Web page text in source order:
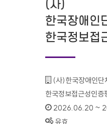
(사)
한국장애인
한국정보접
기관명 :
(사)한국장애인단
한국정보접근성인증
인증기간 :
2026.06.20 ~
상태 :
유효